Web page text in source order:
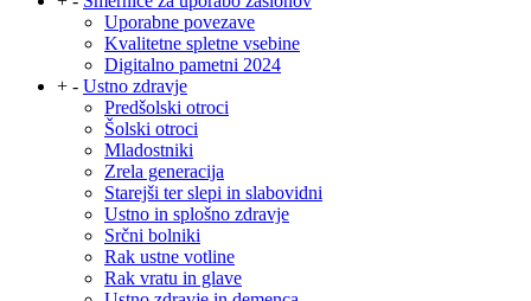
Uporabne povezave
Kvalitetne spletne vsebine
Digitalno pametni 2024
+ - Ustno zdravje
Predšolski otroci
Šolski otroci
Mladostniki
Zrela generacija
Starejši ter slepi in slabovidni
Ustno in splošno zdravje
Srčni bolniki
Rak ustne votline
Rak vratu in glave